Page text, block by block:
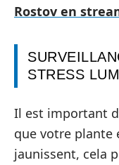
Rostov en
STRESS
Il est important
que votre plante
jaunissent, cela